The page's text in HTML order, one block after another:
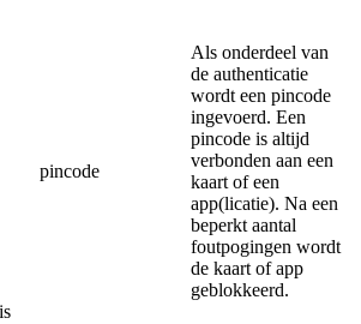
pincode
Als onderdeel van
de authenticatie
wordt een pincode
ingevoerd. Een
pincode is altijd
verbonden aan een
kaart of een
app(licatie). Na een
beperkt aantal
foutpogingen wordt
de kaart of app
geblokkeerd.